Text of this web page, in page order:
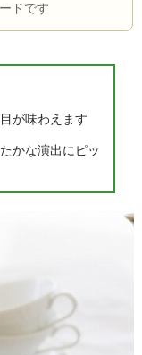
ドです
が味わえます
かな演出にピッ